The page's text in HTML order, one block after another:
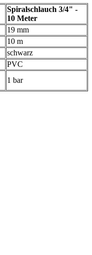
Spiralschlauch 3/4" -
10 Meter
19 mm
10 m
schwarz
PVC
1 bar